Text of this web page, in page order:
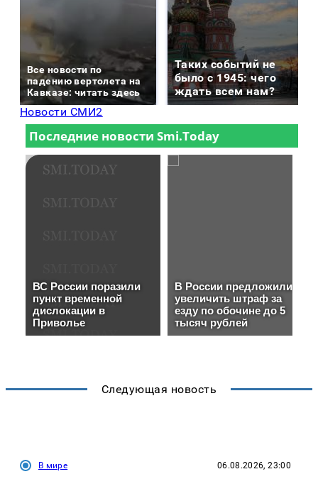
Все новости по
падению вертолета на
Кавказе: читать здесь
Таких событий не
было с 1945: чего
ждать всем нам?
Новости СМИ2
Следующая новость
В мире 06.08.2026, 23:00